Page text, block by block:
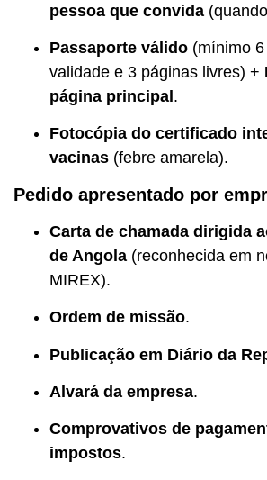
pessoa que convida
Passaporte válido (mínimo
validade e 3 páginas livres) +
página principal .
Fotocópia do certificado
vacinas (febre amarela).
Pedido apresentado por
Carta de chamada dirigida
de Angola (reconhecida em
MIREX).
Ordem de missão.
Publicação em Diário da
Alvará da empresa.
Comprovativos de
impostos.